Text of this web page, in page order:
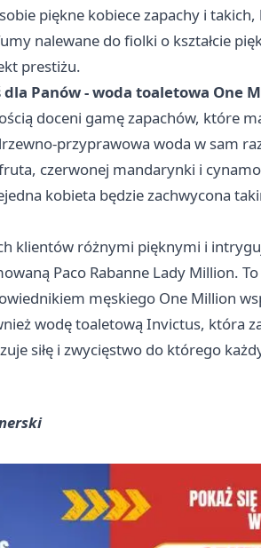
piękne kobiece zapachy i
nalewane do fiolki o kształcie
prestiżu.
dla Panów - woda toaletowa One
doceni gamę zapachów, które
przyprawowa woda w sam
czerwonej mandarynki i
kobieta będzie zachwycona
klientów różnymi pięknymi i
Paco Rabanne Lady Million.
męskiego One Million
wodę toaletową Invictus, która
siłę i zwycięstwo do którego